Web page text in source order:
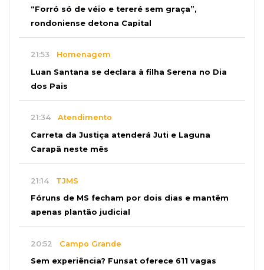
“Forró só de véio e tereré sem graça”,
rondoniense detona Capital
21:53 Homenagem
Luan Santana se declara à filha Serena no Dia
dos Pais
21:34 Atendimento
Carreta da Justiça atenderá Juti e Laguna
Carapã neste mês
21:14 TJMS
Fóruns de MS fecham por dois dias e mantêm
apenas plantão judicial
20:52 Campo Grande
Sem experiência? Funsat oferece 611 vagas